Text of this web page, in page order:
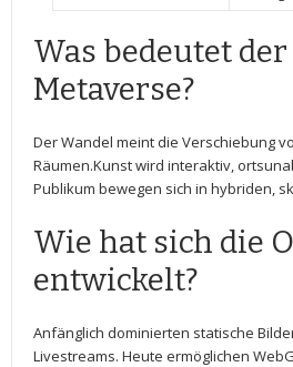
Was bedeutet
Metaverse?
Der Wandel meint die Verschiebung
‍Räumen.Kunst ⁢wird interaktiv,
Publikum bewegen sich in hybriden,
Wie hat sich die
entwickelt?
Anfänglich dominierten statische
Livestreams. Heute⁢ ermöglichen⁤